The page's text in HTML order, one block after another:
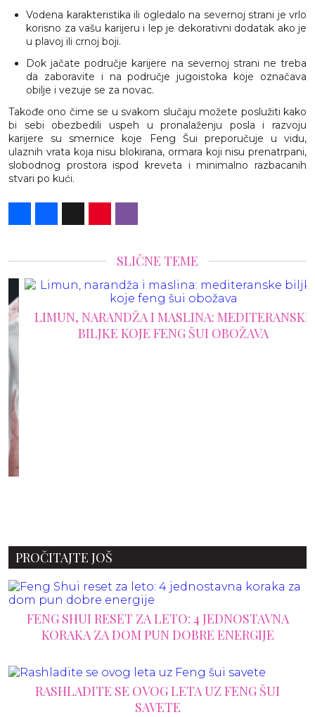
Vodena karakteristika ili ogledalo na severnoj strani je vrlo
korisno za vašu karijeru i lep je dekorativni dodatak ako je
u plavoj ili crnoj boji.
Dok jačate područje karijere na severnoj strani ne treba
da zaboravite i na područje jugoistoka koje označava
obilje i vezuje se za novac.
Takođe ono čime se u svakom slučaju možete poslužiti kako
bi sebi obezbedili uspeh u pronalaženju posla i razvoju
karijere su smernice koje Feng Šui preporučuje u vidu,
ulaznih vrata koja nisu blokirana, ormara koji nisu prenatrpani,
slobodnog prostora ispod kreveta i minimalno razbacanih
stvari po kući.
SLIČNE TEME
LIMUN, NARANDŽA I MASLINA: MEDITERANSKE
BILJKE KOJE FENG ŠUI OBOŽAVA
PROČITAJTE JOŠ
FENG SHUI RESET ZA LETO: 4 JEDNOSTAVNA
KORAKA ZA DOM PUN DOBRE ENERGIJE
RASHLADITE SE OVOG LETA UZ FENG ŠUI
SAVETE